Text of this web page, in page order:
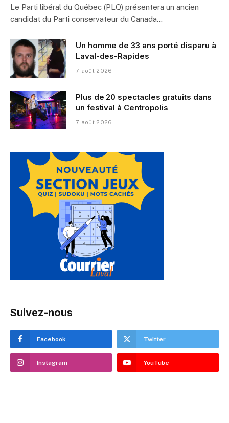
Le Parti libéral du Québec (PLQ) présentera un ancien
candidat du Parti conservateur du Canada…
Un homme de 33 ans porté disparu à
Laval-des-Rapides
7 août 2026
Plus de 20 spectacles gratuits dans
un festival à Centropolis
7 août 2026
Suivez-nous
Facebook Twitter
Instagram YouTube